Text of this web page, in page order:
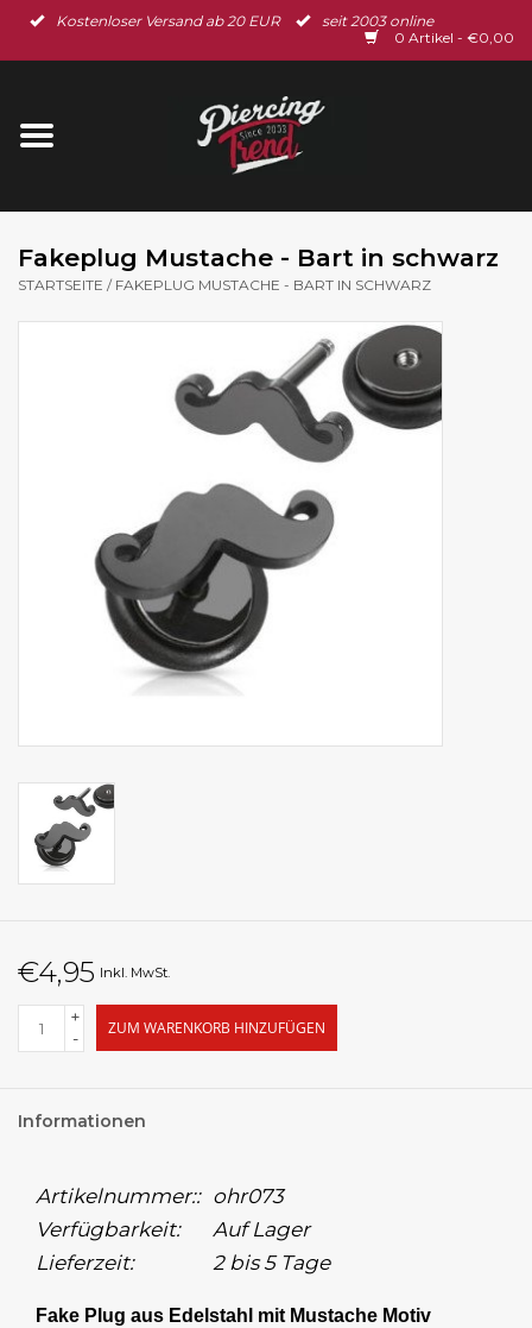
Kostenloser Versand ab 20 EUR
seit 2003 online
0 Artikel - €0,00
Startseite
Ohrschmuck
Fakeplug Mustache - Bart in schwarz
STARTSEITE / FAKEPLUG MUSTACHE - BART IN SCHWARZ
€4,95 Inkl. MwSt.
+
-
ZUM WARENKORB HINZUFÜGEN
Informationen
Artikelnummer:: ohr073
Verfügbarkeit:
Auf Lager
Lieferzeit:
2 bis 5 Tage
Fake Plug aus Edelstahl mit Mustache Motiv